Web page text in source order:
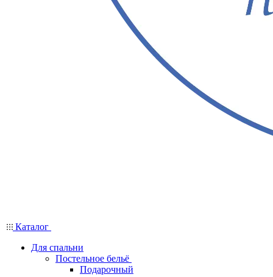
Каталог
Для спальни
Постельное бельё
Подарочный